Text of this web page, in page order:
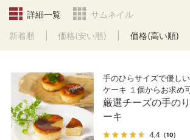
詳細一覧 サムネイル
新着順 価格(安い順) 価格(高い順)
手のひらサイズで優し
ケーキ １個からお求め
厳選チーズの手の
ーキ
4.4 （10）